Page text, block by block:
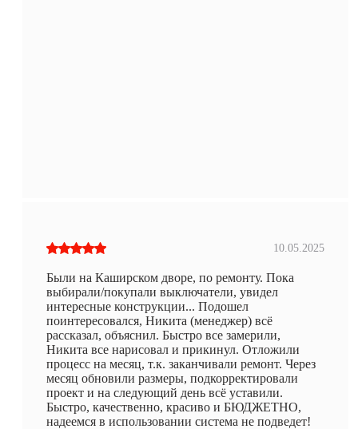
10.05.2025
Были на Каширском дворе, по ремонту. Пока
выбирали/покупали выключатели, увидел
интересные конструкции... Подошел
поинтересовался, Никита (менеджер) всё
рассказал, объяснил. Быстро все замерили,
Никита все нарисовал и прикинул. Отложили
процесс на месяц, т.к. заканчивали ремонт. Через
месяц обновили размеры, подкорректировали
проект и на следующий день всё уставили.
Быстро, качественно, красиво и БЮДЖЕТНО,
надеемся в использовании система не подведет!